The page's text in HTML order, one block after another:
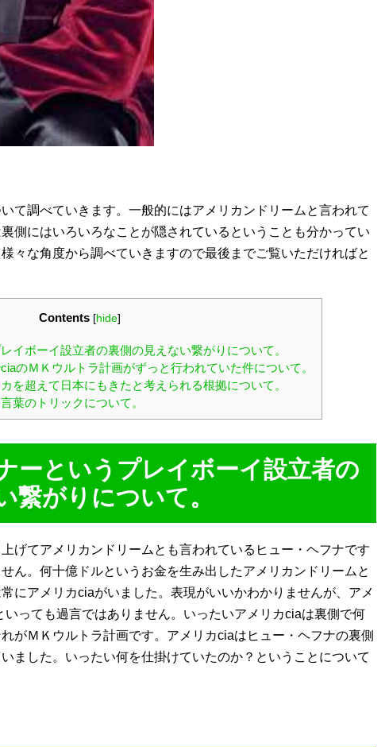
て調べていきます。一般的にはアメリカンドリームと言われて
側にはいろいろなことが隠されているということも分かってい
々な角度から調べていきますので最後までご覧いただければと
Contents [hide]
イボーイ設立者の裏側の見えない繋がりについて。
のＭＫウルトラ計画がずっと行われていた件について。
を超えて日本にもきたと考えられる根拠について。
葉のトリックについて。
ーというプレイボーイ設立者の
繋がりについて。
げてアメリカンドリームとも言われているヒュー・ヘフナです
ん。何十億ドルというお金を生み出したアメリカンドリームと
にアメリカciaがいました。表現がいいかわかりませんが、アメ
いっても過言ではありません。いったいアメリカciaは裏側で何
がＭＫウルトラ計画です。アメリカciaはヒュー・ヘフナの裏側
ました。いったい何を仕掛けていたのか？ということについて